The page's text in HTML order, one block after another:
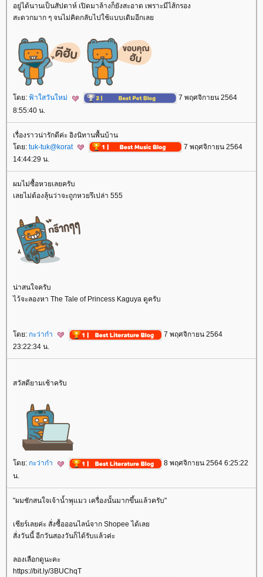
อยู่ได้นานเป็นสัปดาห์ เปิดมาล้างก็ยังสะอาด เพราะมีไส้กรอง
สะดวกมาก ๆ จนไม่คิดกลับไปใช้แบบเดิมอีกเล
ดย: ฟ้าใสวันใหม่
7 พฤศจิกายน 2564
8:55:40 น.
เรื่องราวน่ารักดีค่ะ อิงนิทานพื้นบ้าน
ดย: tuk-tuk@korat
7 พฤศจิกายน 2564
14:44:29 น.
ผมไม่ซื้อหวยเลยครับ
เลยไม่ต้องลุ้นว่าจะถูกหวยรึเปล่า 555
น่าสนใจครับ
ไว้จะลองหา The Tale of Princess Kaguya ดูครับ
ดย: กะว่าก๋า
7 พฤศจิกายน 2564
23:22:34 น.
สวัสดียามเช้าครับ
ดย: กะว่าก๋า
8 พฤศจิกายน 2564 6:25:22
น.
"ผมชักสนใจเจ้าน้ำพุแมว เครื่องนั้นมากขึ้นแล้วครับ"
เชียร์เลยค่ะ สั่งซื้อออนไลน์จาก Shopee ได้เล
สั่งวันนี้ อีกวันสองวันก็ได้รับแล้วค่ะ
ลองเลือกดูนะคะ
https://bit.ly/3BUChqT